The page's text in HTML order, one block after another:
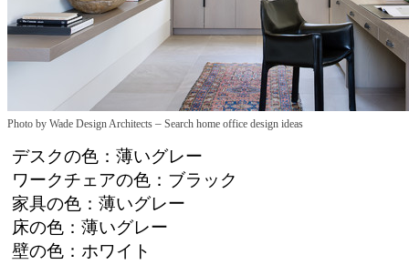
Photo by Wade Design Architects – Search home office design ideas
デスクの色：薄いグレー
ワークチェアの色：ブラック
家具の色：薄いグレー
床の色：薄いグレー
壁の色：ホワイト